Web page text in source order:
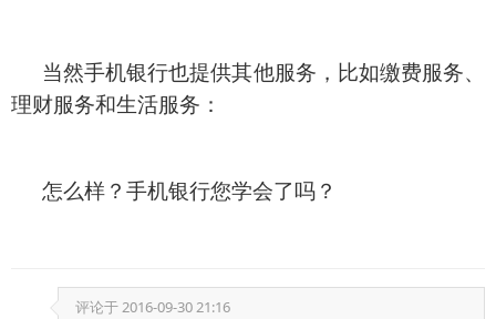
当然手机银行也提供其他服务，比如缴费服务、
理财服务和生活服务：
怎么样？手机银行您学会了吗？
评论于2016-09-30 21:16